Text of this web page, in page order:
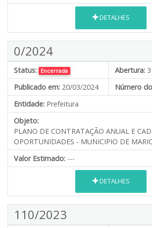
DETALHES
0/2024
Status: Encerrada Abertura:
Publicado em: 20/03/2024
Número
Entidade: Prefeitura
Objeto:
PLANO DE CONTRATAÇÃO ANUAL E
OPORTUNIDADES - MUNICIPIO DE
Valor Estimado: ---
DETALHES
110/2023